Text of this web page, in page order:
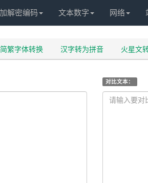
加解密编码 文本数字 网络
简繁字体转换 汉字转为拼音 火星文
对比文本：